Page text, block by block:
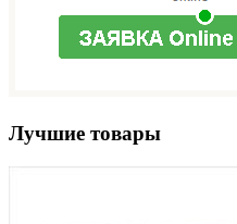
Лучшие товары